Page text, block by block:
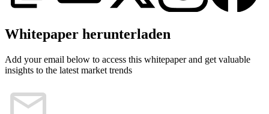
Whitepaper herunterladen
Add your email below to access this whitepaper and get valuable
insights to the latest market trends